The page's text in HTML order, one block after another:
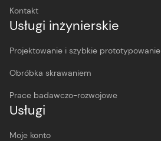
Kontakt
Usługi inżynierskie
Projektowanie i szybkie prototypowanie
Obróbka skrawaniem
Prace badawczo-rozwojowe
Usługi
Moje konto